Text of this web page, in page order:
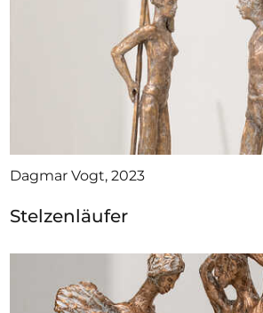
Dagmar Vogt, 2023
Stelzenläufer